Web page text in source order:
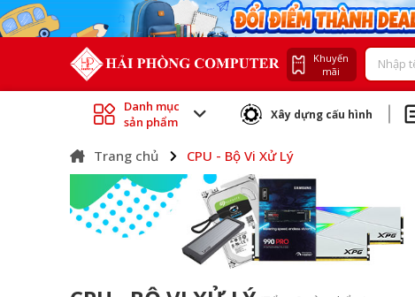
Khuyến
mãi
Danh mục
sản phẩm
Xây dựng cấu hình
Trang chủ CPU - Bộ Vi Xử Lý